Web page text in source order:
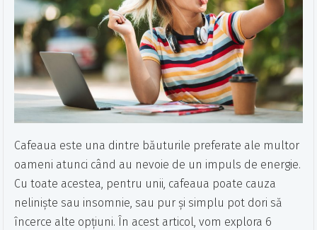
Cafeaua este una dintre băuturile preferate ale multor
oameni atunci când au nevoie de un impuls de energie.
Cu toate acestea, pentru unii, cafeaua poate cauza
neliniște sau insomnie, sau pur și simplu pot dori să
încerce alte opțiuni. În acest articol, vom explora 6